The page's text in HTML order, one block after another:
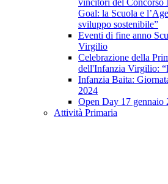
vincitori del Concorso
Goal: la Scuola e
sviluppo sostenibile”
Eventi di fine anno
Virgilio
Celebrazione della
dell'Infanzia Virgilio:
Infanzia Baita:
2024
Open Day 17 gennaio
Attività Primaria